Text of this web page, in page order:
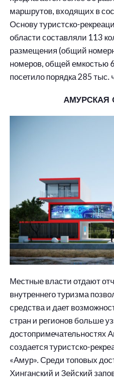
маршрутов, входящих в
Основу туристско-
области составляли 113
размещения (общий
номеров, общей емкостью
посетило порядка 285 тыс.
АМУРСКАЯ
Местные власти отдают
внутреннего туризма
средства и дает
стран и регионов больше
достопримечательностях
создается туристско-
«Амур». Среди топовых
Хинганский и Зейский